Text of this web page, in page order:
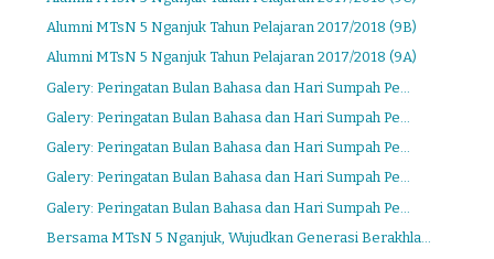
Alumni MTsN 5 Nganjuk Tahun Pelajaran 2017/2018 (9B)
Alumni MTsN 5 Nganjuk Tahun Pelajaran 2017/2018 (9A)
Galery: Peringatan Bulan Bahasa dan Hari Sumpah Pe...
Galery: Peringatan Bulan Bahasa dan Hari Sumpah Pe...
Galery: Peringatan Bulan Bahasa dan Hari Sumpah Pe...
Galery: Peringatan Bulan Bahasa dan Hari Sumpah Pe...
Galery: Peringatan Bulan Bahasa dan Hari Sumpah Pe...
Bersama MTsN 5 Nganjuk, Wujudkan Generasi Berakhla...